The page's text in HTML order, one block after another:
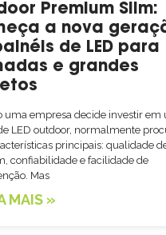
Premium Slim:
a nova
de LED para
e grandes
uma empresa decide investir em
LED outdoor, normalmente
principais: qualidade
confiabilidade e facilidade de
Mas
MAIS »